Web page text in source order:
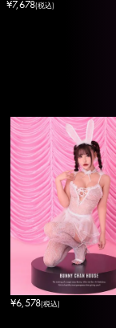
¥7,678(税込)
¥6,578(税込)